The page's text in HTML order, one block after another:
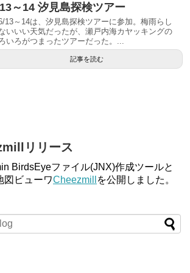
～14 汐見島探検ツアー
13～14は、汐見島探検ツアーに参加。梅雨らし
いいい天気だったが、瀬戸内海カヤッキングの
いろがつまったツアーだった。...
記事を読む
リリース
BirdsEyeファイル(JNX)作成ツールと
図ビューワCheezmill を公開しました。